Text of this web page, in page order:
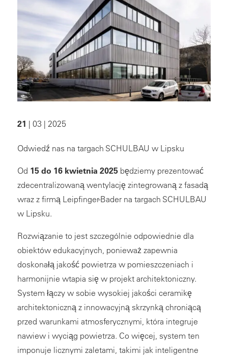
21 | 03 | 2025
Odwiedź nas na targach SCHULBAU w Lipsku
Od 15 do 16 kwietnia 2025będziemy prezentować
zdecentralizowaną wentylację zintegrowaną z fasadą
wraz z firmą Leipfinger-Bader na targach SCHULBAU
w Lipsku.
Rozwiązanie to jest szczególnie odpowiednie dla
obiektów edukacyjnych, ponieważ zapewnia
doskonałą jakość powietrza w pomieszczeniach i
harmonijnie wtapia się w projekt architektoniczny.
System łączy w sobie wysokiej jakości ceramikę
architektoniczną z innowacyjną skrzynką chroniącą
przed warunkami atmosferycznymi, która integruje
nawiew i wyciąg powietrza. Co więcej, system ten
imponuje licznymi zaletami, takimi jak inteligentne